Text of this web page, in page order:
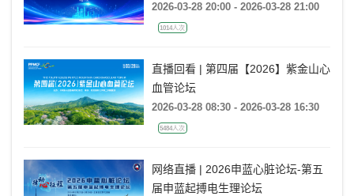
2026-03-28 20:00 - 2026-03-28 21:00
1014人次
直播回看 | 第四届【2026】紫金山心
血管论坛
2026-03-28 08:30 - 2026-03-28 16:30
5484人次
网络直播 | 2026申蓝心脏论坛-第五
届申蓝起搏电生理论坛